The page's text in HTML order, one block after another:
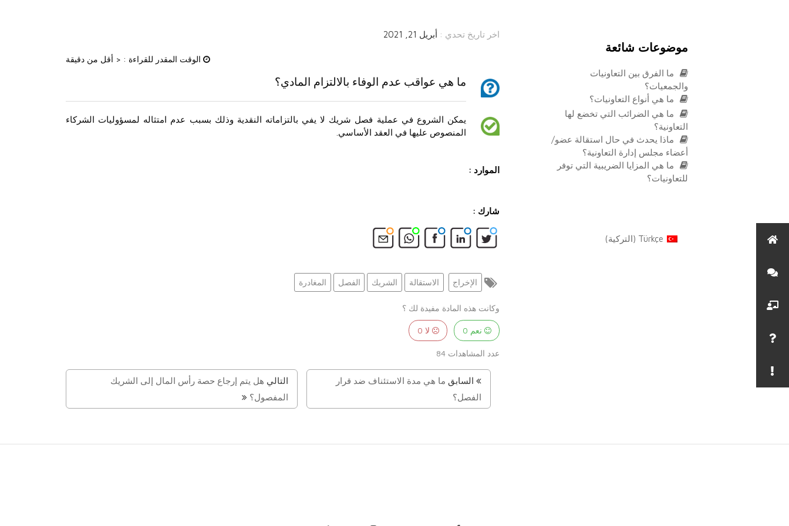
اخر تاريخ تحدي : أبريل 21, 2021
الوقت المقدر للقراءة : < أقل من دقيقة
ما هي عواقب عدم الوفاء بالالتزام المادي؟
يمكن الشروع في عملية فصل شريك لا يفي بالتزاماته النقدية وذلك بسبب عدم امتثاله لمسؤوليات الشركاء
المنصوص عليها في العقد الأساسي.
الموارد :
شارك :
الإخراج الاستقالة الشريك الفصل المغادرة
وكانت هذه المادة مفيدة لك ؟
نعم 0 لا 0
عدد المشاهدات 84
السابق ما هي مدة الاستئناف ضد قرار
الفصل؟
التالي هل يتم إرجاع حصة رأس المال إلى الشريك
المفصول؟
موضوعات شائعة
ما الفرق بين التعاونيات
والجمعيات؟
ما هي أنواع التعاونيات؟
ما هي الضرائب التي تخضع لها
التعاونية؟
ماذا يحدث في حال استقالة عضو/
أعضاء مجلس إدارة التعاونية؟
ما هي المزايا الضريبية التي توفر
للتعاونيات؟
Türkçe
(التركية)